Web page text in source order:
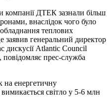
компанії ДТЕК зазнали більш
внаслідок чого було
теплових
заявив генеральний директор
Atlantic Council
прес-служба
на енергетичну
світло у 5-6 млн